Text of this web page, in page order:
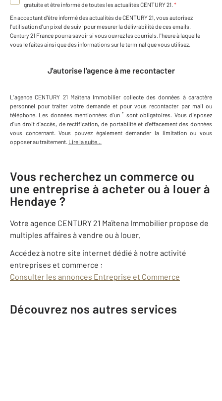
gratuite et être informé de toutes les actualités CENTURY 21. *
En acceptant d'être informé des actualités de CENTURY 21, vous autorisez
l'utilisation d'un pixel de suivi pour mesurer la délivrabilité de ces emails.
Century 21 France pourra savoir si vous ouvrez les courriels, l'heure à laquelle
vous le faites ainsi que des informations sur le terminal que vous utilisez.
J'autorise l'agence à me recontacter
L'agence CENTURY 21 Maïtena Immobilier collecte des données à caractère
personnel pour traiter votre demande et pour vous recontacter par mail ou
téléphone. Les données mentionnées d'un * sont obligatoires. Vous disposez
d'un droit d'accès, de rectification, de portabilité et d'effacement des données
vous concernant. Vous pouvez également demander la limitation ou vous
opposer au traitement. Lire la suite...
Vous recherchez un commerce ou
une entreprise à acheter ou à louer à
Hendaye ?
Votre agence CENTURY 21 Maïtena Immobilier propose de
multiples affaires à vendre ou à louer.
Accédez à notre site internet dédié à notre activité
entreprises et commerce :
Consulter les annonces Entreprise et Commerce
Découvrez nos autres services